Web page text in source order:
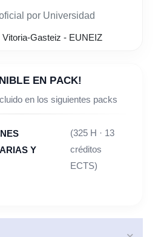
por Universidad
EN PACK!
en los siguientes packs
Y
(325 H · 13
créditos
ECTS)